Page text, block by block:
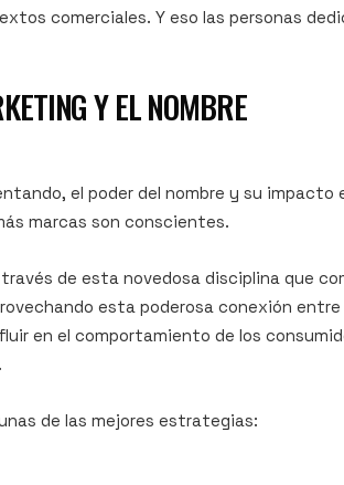
comerciales. Y eso las personas
Y EL NOMBRE
el poder del nombre y su impacto
marcas son conscientes.
de esta novedosa disciplina que
esta poderosa conexión
en el comportamiento de los
de las mejores estrategias: